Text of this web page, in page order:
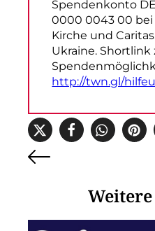
Spendenkonto
0000 0043 00
Kirche und
Ukraine. Shortlink
http://twn.gl/